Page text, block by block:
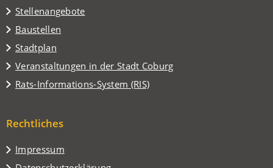
Stellenangebote
Baustellen
Stadtplan
(Öffnet
in
einem
neuen
Veranstaltungen in der Stadt Coburg
(Öffnet
in
einem
Tab)
Rats-Informations-System (RIS)
(Öffnet
neuen
Rechtliches
Impressum